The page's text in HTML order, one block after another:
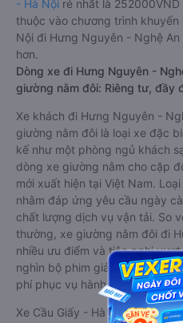
- Hà Nội rẻ nhất là
thuộc vào chương trình khuyến
Nội đi Hưng Nguyên - Nghệ
hơn.
Dòng xe đi Hưng Nguyên -
giường nằm đôi: Riêng tư, đầy
Xe khách đi Hưng Nguyên -
giường nằm đôi là loại xe đặc
kế như một phòng ngủ khách
dòng xe giường nằm cho cặp
mới xuất hiện tại Việt Nam.
nhằm đáp ứng yêu cầu ngày
chất lượng dịch vụ vận tải. So
thường, xe giường nằm đôi đi
nhiều ưu điểm và tiện nghi
nghìn bộ phim giải trí, wifi, và
phí phục vụ hành khách suốt
Xe Cầu Giấy - Hà Nội Hưng